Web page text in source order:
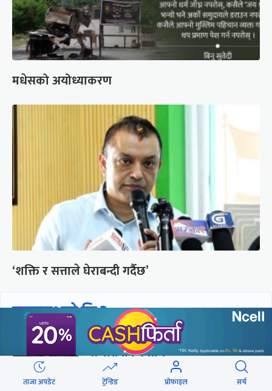
मधेसको अयोध्याकरण
‘शक्ति र सत्ताले घेराबन्दी गर्दैछ’
छुटाउनुभयो कि ?
मन्त्री हुँदा भ्रष्टाचार, बुढ्यौली लागेकाले
सजायबाट उन्मुक्ति
ताजा अपडेट ट्रेन्डिङ प्रोफाइल सर्च